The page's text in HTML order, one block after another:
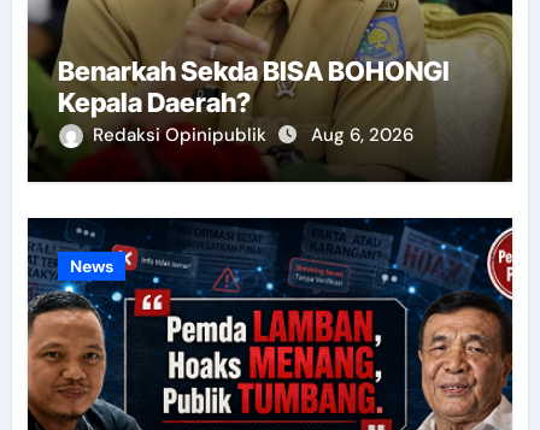
Benarkah Sekda BISA BOHONGI
Kepala Daerah?
Redaksi Opinipublik Aug 6, 2026
News